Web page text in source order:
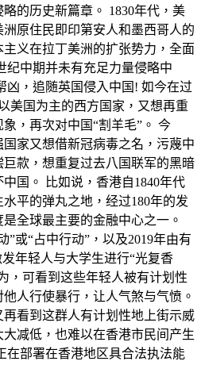
的历史新篇章。 1830年代，美
原住民即印第安人和墨西哥人的
义在拉丁美洲的扩张势力，全面
纪中期并未有充足力量侵略中
凶，追随英国侵入中国! 如今在过
美国为主的西方国家，又想再重
，再次对中国“割羊毛”。 今
家又想借新冠病毒之名，污蔑中
款，想重复过去八国联军的黑暗
国。 比如说，香港自1840年代
平的弹丸之地，经过180年的发
全球最主要的金融中心之一。
”或“占中行动”，以及2019年由有
年轻人与大学生进行“光复香
，可看到这些年轻人被有计划性
人行使暴行，让人气煞与气愤。
看到这群人有计划性地上街示威
减低，也难以在香港市民间产生
在部署在香港地区具合法执法能